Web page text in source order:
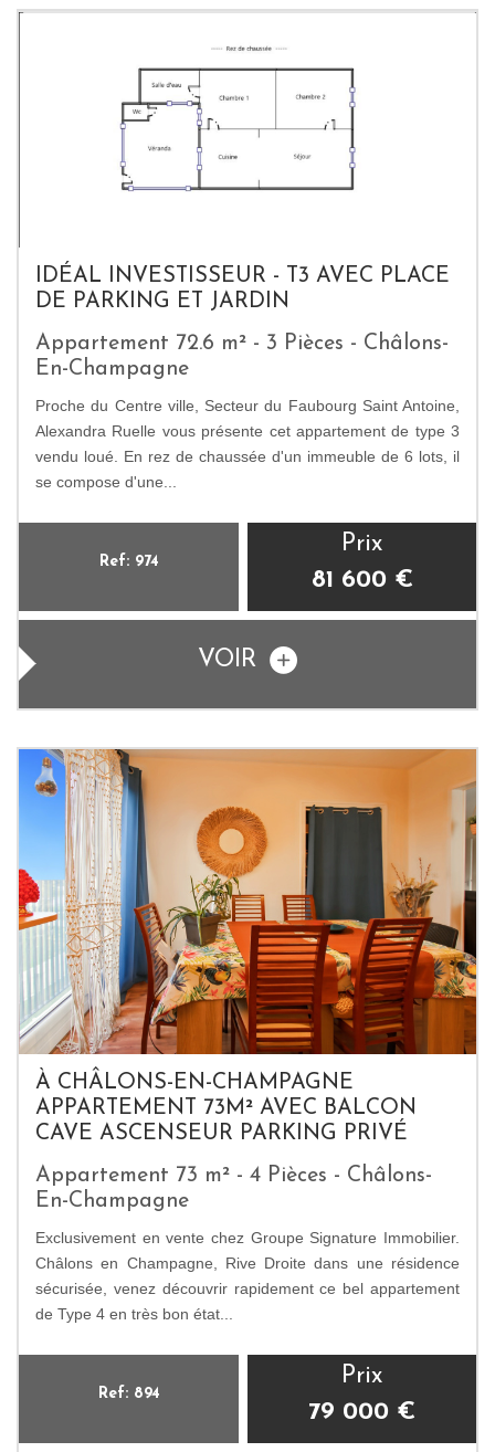
IDÉAL INVESTISSEUR - T3 AVEC PLACE
DE PARKING ET JARDIN
Appartement 72.6 m² - 3 Pièces - Châlons-
En-Champagne
Proche du Centre ville, Secteur du Faubourg Saint Antoine,
Alexandra Ruelle vous présente cet appartement de type 3
vendu loué. En rez de chaussée d'un immeuble de 6 lots, il
se compose d'une...
Ref: 974
Prix
81 600 €
VOIR
À CHÂLONS-EN-CHAMPAGNE
APPARTEMENT 73M² AVEC BALCON
CAVE ASCENSEUR PARKING PRIVÉ
Appartement 73 m² - 4 Pièces - Châlons-
En-Champagne
Exclusivement en vente chez Groupe Signature Immobilier.
Châlons en Champagne, Rive Droite dans une résidence
sécurisée, venez découvrir rapidement ce bel appartement
de Type 4 en très bon état...
Ref: 894
Prix
79 000 €